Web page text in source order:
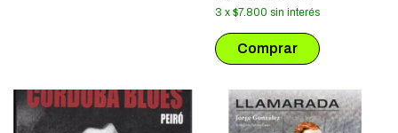
3 x $7.800 sin interés